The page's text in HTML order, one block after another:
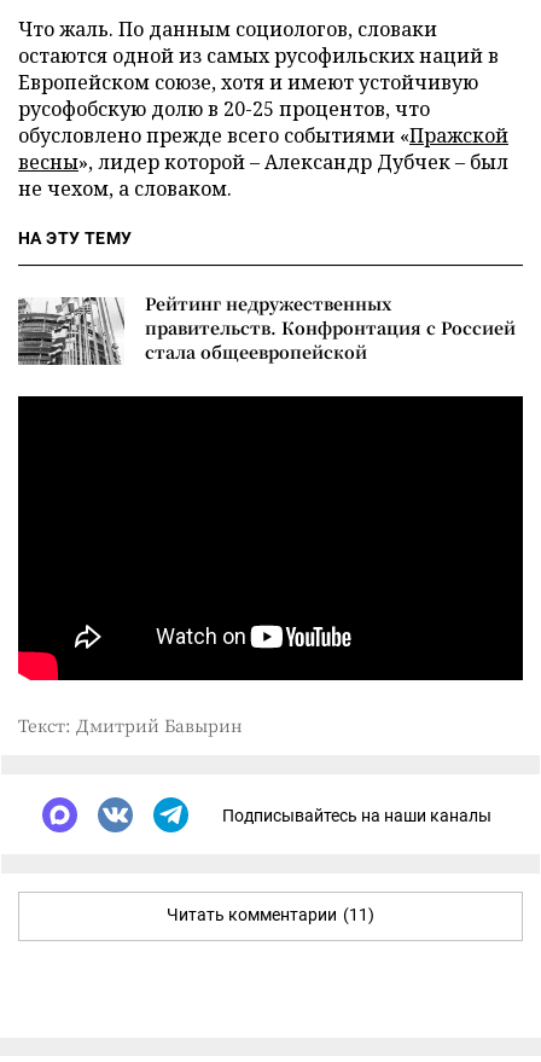
Что жаль. По данным социологов, словаки
остаются одной из самых русофильских наций в
Европейском союзе, хотя и имеют устойчивую
русофобскую долю в 20-25 процентов, что
обусловлено прежде всего событиями «Пражской
весны», лидер которой – Александр Дубчек – был
не чехом, а словаком.
НА ЭТУ ТЕМУ
Рейтинг недружественных
правительств. Конфронтация с Россией
стала общеевропейской
Текст: Дмитрий Бавырин
Подписывайтесь на наши каналы
Читать комментарии (11)